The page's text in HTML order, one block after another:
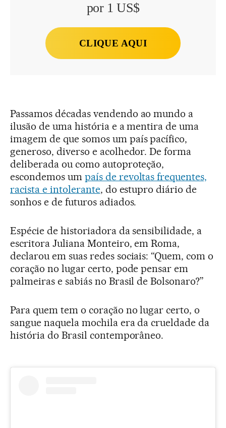
por 1 US$
CLIQUE AQUI
Passamos décadas vendendo ao mundo a
ilusão de uma história e a mentira de uma
imagem de que somos um país pacífico,
generoso, diverso e acolhedor. De forma
deliberada ou como autoproteção,
escondemos um país de revoltas frequentes,
racista e intolerante, do estupro diário de
sonhos e de futuros adiados.
Espécie de historiadora da sensibilidade, a
escritora Juliana Monteiro, em Roma,
declarou em suas redes sociais: “Quem, com o
coração no lugar certo, pode pensar em
palmeiras e sabiás no Brasil de Bolsonaro?”
Para quem tem o coração no lugar certo, o
sangue naquela mochila era da crueldade da
história do Brasil contemporâneo.